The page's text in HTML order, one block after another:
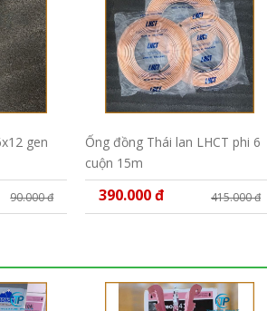
gen
90.000 đ
Ống đồng Thái lan LHCT phi 6
cuộn 15m
390.000 đ 415.000 đ